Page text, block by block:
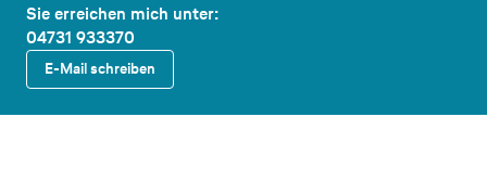
Sie erreichen mich unter:
04731 933370
E-Mail schreiben